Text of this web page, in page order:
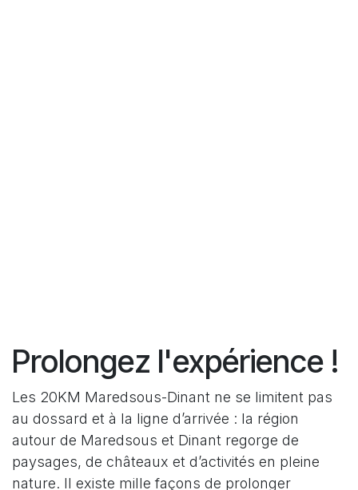
Prolongez l'expérience !
Les 20KM Maredsous-Dinant ne se limitent pas
au dossard et à la ligne d’arrivée : la région
autour de Maredsous et Dinant regorge de
paysages, de châteaux et d’activités en pleine
nature. Il existe mille façons de prolonger